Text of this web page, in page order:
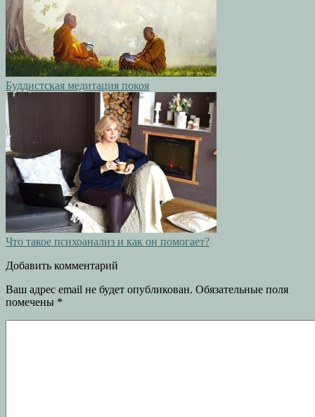
Буддистская медитация покоя
Что такое психоанализ и как он помогает?
Добавить комментарий
Ваш адрес email не будет опубликован. Обязательные поля
помечены *